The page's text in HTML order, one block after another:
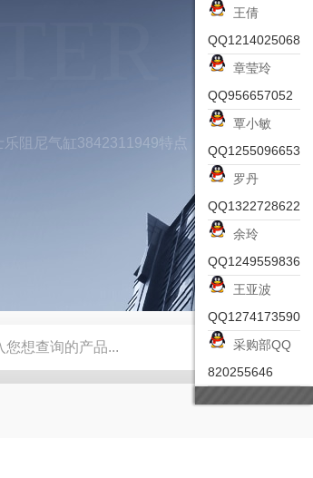
阻尼气缸3842311949特点
皮尔兹PILZ安全激光扫描仪 RZMO-TER-
王倩
QQ1214025068
章莹玲
QQ956657052
覃小敏
QQ1255096653
罗丹
QQ1322728622
余玲
QQ1249559836
王亚波
QQ1274173590
采购部QQ
820255646